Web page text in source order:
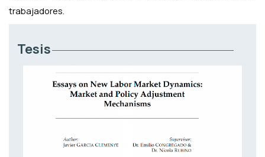
trabajadores.
Tesis